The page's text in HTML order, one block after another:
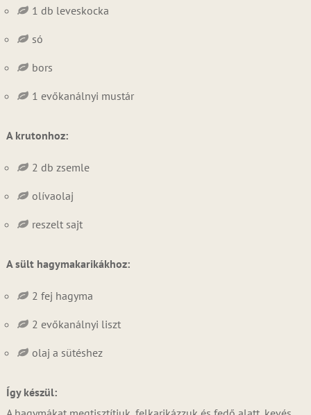
1 db leveskocka
só
bors
1 evőkanálnyi mustár
A krutonhoz:
2 db zsemle
olívaolaj
reszelt sajt
A sült hagymakarikákhoz:
2 fej hagyma
2 evőkanálnyi liszt
olaj a sütéshez
Így készül: